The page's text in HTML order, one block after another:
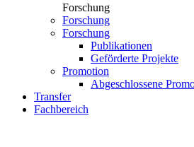
Forschung
Forschung
Forschung
Publikationen
Geförderte Projekte
Promotion
Abgeschlossene
Transfer
Fachbereich